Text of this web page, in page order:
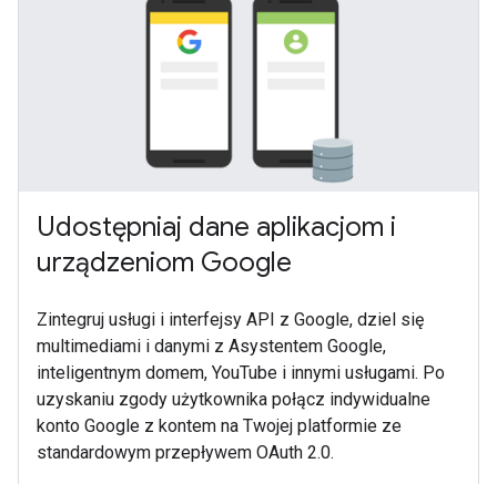
Udostępniaj dane aplikacjom i
urządzeniom Google
Zintegruj usługi i interfejsy API z Google, dziel się
multimediami i danymi z Asystentem Google,
inteligentnym domem, YouTube i innymi usługami. Po
uzyskaniu zgody użytkownika połącz indywidualne
konto Google z kontem na Twojej platformie ze
standardowym przepływem OAuth 2.0.